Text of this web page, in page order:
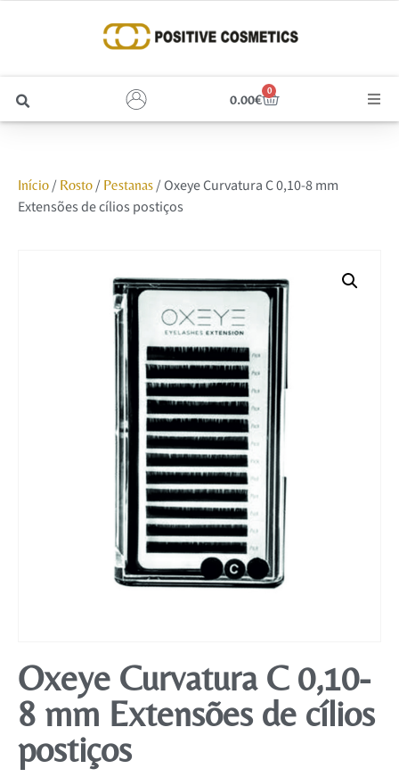
0.00€
0
Unhas
Início/ Rosto/ Pestanas/ Oxeye Curvatura C 0,10-8 mm
Extensões de cílios postiços
Oxeye Curvatura C 0,10-
8 mm Extensões de cílios
postiços